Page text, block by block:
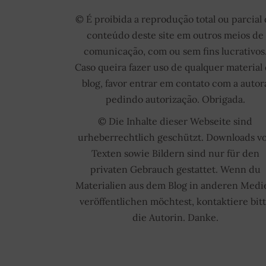
© É proibida a reprodução total ou parcial
conteúdo deste site em outros meios de
comunicação, com ou sem fins
Caso queira fazer uso de qualquer material
blog, favor entrar em contato com a
pedindo autorização. Obrigada.
© Die Inhalte dieser Webseite sind
urheberrechtlich geschützt. Downloads
Texten sowie Bildern sind nur für den
privaten Gebrauch gestattet. Wenn du
Materialien aus dem Blog in anderen
veröffentlichen möchtest, kontaktiere
die Autorin. Danke.